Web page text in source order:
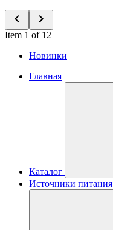
Item 1 of 12
Новинки
Главная
Каталог
Источники питания